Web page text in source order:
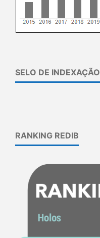
SELO DE INDEXAÇÃO
RANKING REDIB